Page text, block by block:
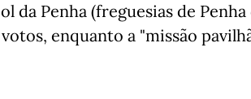
da Penha (freguesias de
enquanto a "missão